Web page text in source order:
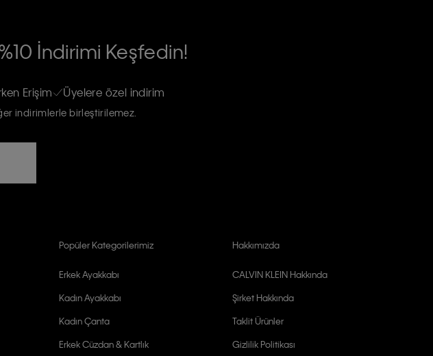
İndirimi Keşfedin!
Erişim Üyelere özel indirim
indirimlerle birleştirilemez.
Popüler Kategorilerimiz
Erkek Ayakkabı
Kadın Ayakkabı
Kadın Çanta
Erkek Cüzdan & Kartlık
Hakkımızda
CALVIN KLEIN Hakkında
Şirket Hakkında
Taklit Ürünler
Gizlilik Politikası